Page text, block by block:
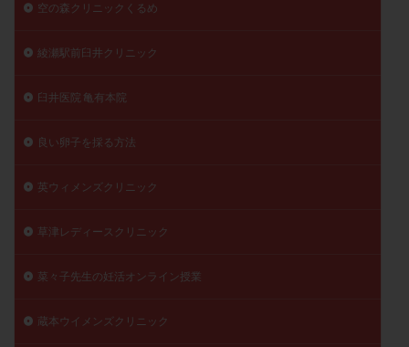
空の森クリニックくるめ
綾瀬駅前臼井クリニック
臼井医院 亀有本院
良い卵子を採る方法
英ウィメンズクリニック
草津レディースクリニック
菜々子先生の妊活オンライン授業
蔵本ウイメンズクリニック